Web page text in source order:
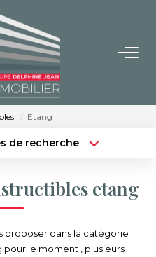
Neuf
NEUF
Etang
de recherche
Plus de critères
etang
proposer dans la catégorie
pour le moment , plusieurs